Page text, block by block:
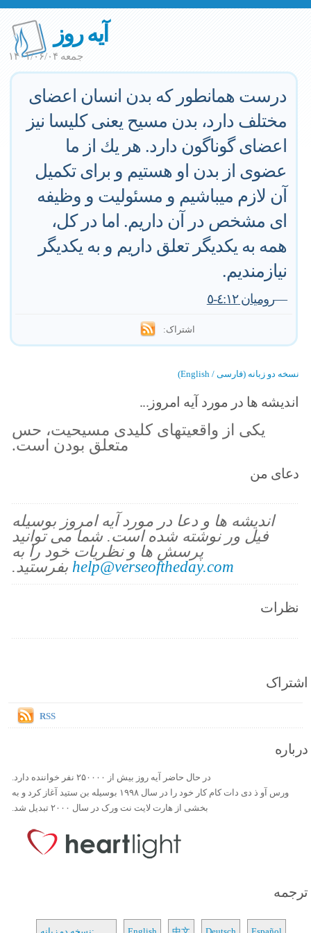
آیه روز
جمعه ۱۴۰۱/۰۶/۰۴
درست همانطور كه بدن انسان اعضاى
مختلف دارد، بدن مسيح يعنى كليسا نيز
اعضاى گوناگون دارد. هر يك از ما
عضوى از بدن او هستيم و براى تكميل
آن لازم ميباشيم و مسئوليت و وظيفه
اى مشخص در آن داريم. اما در كل،
همه به يكديگر تعلق داريم و به يكديگر
نيازمنديم.
—روميان ٤:١٢-٥
اشتراک:
نسخه دو زبانه (فارسی / English)
اندیشه ها در مورد آیه امروز...
يكى از واقعيتهاى كليدى مسيحيت، حس
متعلق بودن است.
دعای من
اندیشه ها و دعا در مورد آیه امروز بوسیله
فیل ور نوشته شده است. شما می توانید
پرسش ها و نظریات خود را به
help@verseoftheday.com بفرستید.
نظرات
اشتراک
RSS
درباره
در حال حاضر آیه روز بیش از ۲۵۰۰۰۰ نفر خواننده دارد.
ورس آو ذ دی دات کام کار خود را در سال ۱۹۹۸ بوسیله بن ستید آغاز کرد و به
بخشی از هارت لایت نت ورک در سال ۲۰۰۰ تبدیل شد.
ترجمه